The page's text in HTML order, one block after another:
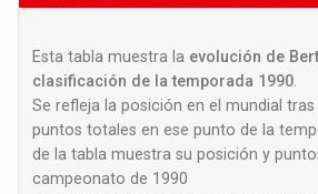
Esta tabla muestra la evolución de
clasificación de la temporada 1990
Se refleja la posición en el mundial
puntos totales en ese punto de la
de la tabla muestra su posición y
campeonato de 1990